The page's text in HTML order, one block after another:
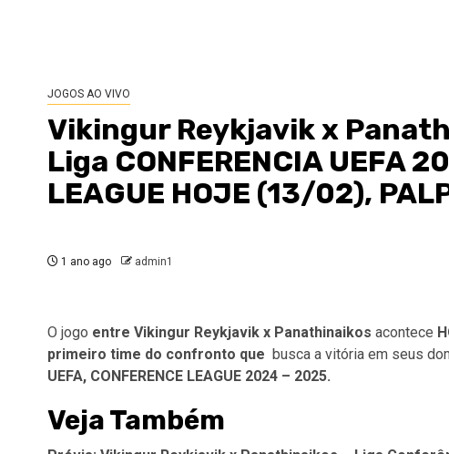
JOGOS AO VIVO
Vikingur Reykjavik x
Liga CONFERENCIA UEFA
LEAGUE HOJE (13/02),
1 ano ago admin1
O jogo entre Vikingur Reykjavik x Panathinaikos acontece
primeiro time do confronto que busca a vitória em seus
UEFA, CONFERENCE LEAGUE 2024 – 2025.
Veja Também